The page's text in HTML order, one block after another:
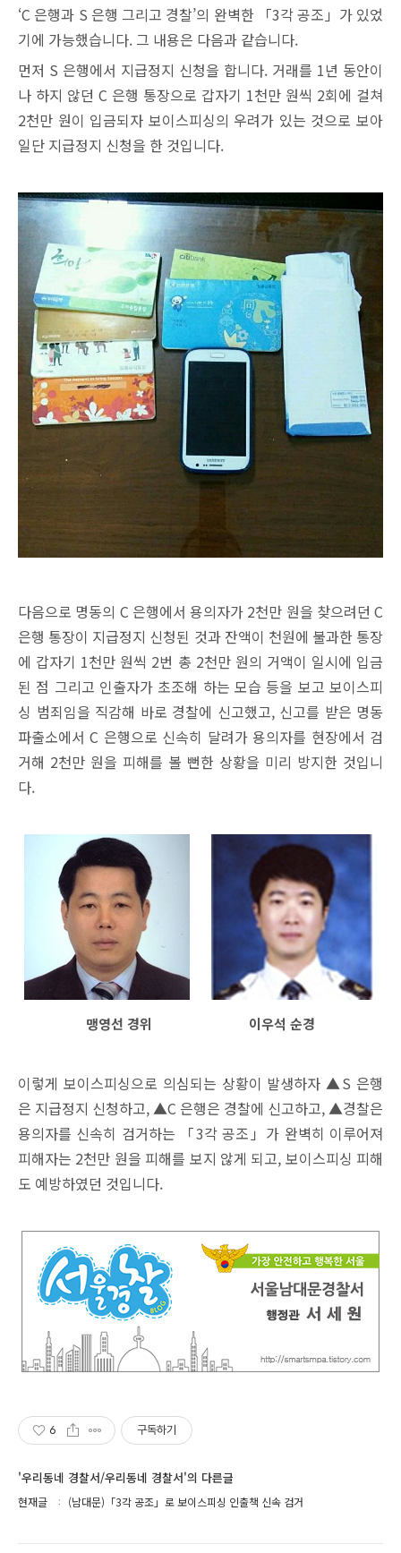
‘C 은행과 S 은행 그리고 경찰’의 완벽한 「3각 공조」가 있었
기에 가능했습니다. 그 내용은 다음과 같습니다.
먼저 S 은행에서 지급정지 신청을 합니다. 거래를 1년 동안이
나 하지 않던 C 은행 통장으로 갑자기 1천만 원씩 2회에 걸쳐
2천만 원이 입금되자 보이스피싱의 우려가 있는 것으로 보아
일단 지급정지 신청을 한 것입니다.
다음으로 명동의 C 은행에서 용의자가 2천만 원을 찾으려던 C
은행 통장이 지급정지 신청된 것과 잔액이 천원에 불과한 통장
에 갑자기 1천만 원씩 2번 총 2천만 원의 거액이 일시에 입금
된 점 그리고 인출자가 초조해 하는 모습 등을 보고 보이스피
싱 범죄임을 직감해 바로 경찰에 신고했고, 신고를 받은 명동
파출소에서 C 은행으로 신속히 달려가 용의자를 현장에서 검
거해 2천만 원을 피해를 볼 뻔한 상황을 미리 방지한 것입니
다.
맹영선 경위 이우석 순경
이렇게 보이스피싱으로 의심되는 상황이 발생하자 ▲S 은행
은 지급정지 신청하고, ▲C 은행은 경찰에 신고하고, ▲경찰은
용의자를 신속히 검거하는 「3각 공조」가 완벽히 이루어져
피해자는 2천만 원을 피해를 보지 않게 되고, 보이스피싱 피해
도 예방하였던 것입니다.
6 구독하기
'우리동네 경찰서/우리동네 경찰서'의 다른글
현재글 (남대문)「3각 공조」로 보이스피싱 인출책 신속 검거